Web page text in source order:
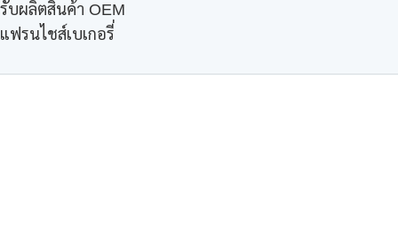
รับผลิตสินค้า OEM
แฟรนไชส์เบเกอรี่